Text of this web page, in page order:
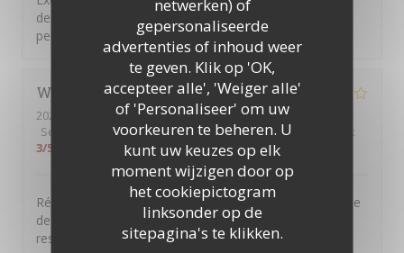
gepersonaliseerde
advertenties of inhoud weer
te geven. Klik op 'OK,
accepteer alle', 'Weiger alle'
of 'Personaliseer' om uw
voorkeuren te beheren. U
kunt uw keuzes op elk
moment wijzigen door op
het cookiepictogram
linksonder op de
sitepagina's te klikken.
des plats de qualité et copieux avec un service et
personnel très sympathique
WEISS
2024-11-23
- 21:30 - Gasten 8
Service
Atmosfeer:2/5 Keuken: 3/5 Kwaliteit / Prijs
:
3/5
Réservation faite pour le 2ème service à 21h30. Groupe
de 8, arrivés un peu en avance, 21h10. Nous sommes
restés dehors car restaurant plein ce que je peux